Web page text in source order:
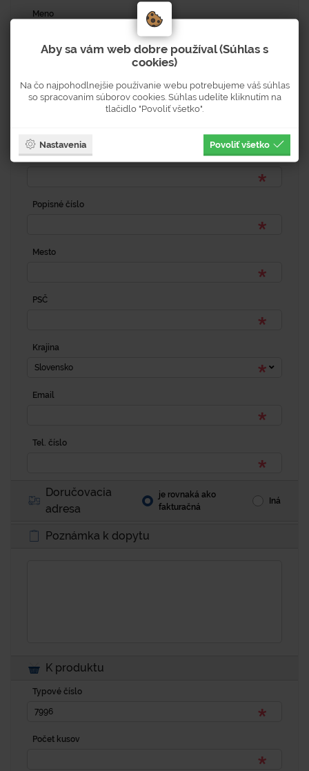
Meno
Adresa
Popisné číslo
Mesto
PSČ
Krajina
Slovensko
Email
Tel. číslo
Doručovacia
adresa
je rovnaká ako
fakturačná
Iná
Poznámka k dopytu
K produktu
Typové číslo
Počet kusov
Aby sa vám web dobre používal (Súhlas s
cookies)
Na čo najpohodlnejšie používanie webu potrebujeme váš súhlas
so spracovaním súborov cookies. Súhlas udelíte kliknutím na
tlačidlo "Povoliť všetko".
Nastavenia Povoliť všetko